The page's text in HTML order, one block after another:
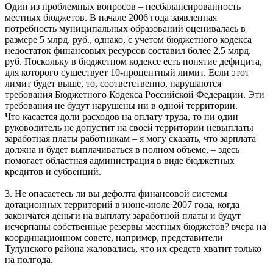
Один из проблемных вопросов – несбалансированность
местных бюджетов. В начале 2006 года заявленная
потребность муниципальных образований оценивалась в
размере 5 млрд. руб., однако, с учетом бюджетного кодекса
недостаток финансовых ресурсов составил более 2,5 млрд.
руб. Поскольку в бюджетном кодексе есть понятие дефицита,
для которого существует 10-процентный лимит. Если этот
лимит будет выше, то, соответственно, нарушаются
требования Бюджетного Кодекса Российской Федерации. Эти
требования не будут нарушены ни в одной территории.
Что касается доли расходов на оплату труда, то ни один
руководитель не допустит на своей территории невыплаты
заработная платы работникам – я могу сказать, что зарплата
должна и будет выплачиваться в полном объеме, – здесь
помогает областная администрация в виде бюджетных
кредитов и субвенций.
3. Не опасаетесь ли вы дефолта финансовой системы
дотационных территорий в июне-июле 2007 года, когда
закончатся деньги на выплату заработной платы и будут
исчерпаны собственные резервы местных бюджетов? вчера на
координационном совете, например, представители
Тулунского района жаловались, что их средств хватит только
на полгода.